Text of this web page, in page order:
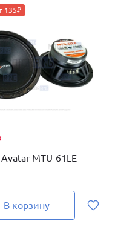
135₽
MTU-61LE
В корзину